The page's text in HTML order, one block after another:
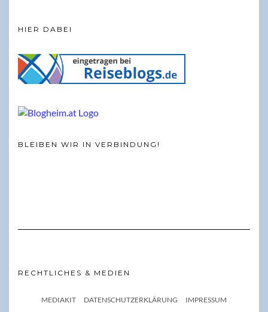
HIER DABEI
BLEIBEN WIR IN VERBINDUNG!
RECHTLICHES & MEDIEN
MEDIAKIT DATENSCHUTZERKLÄRUNG IMPRESSUM